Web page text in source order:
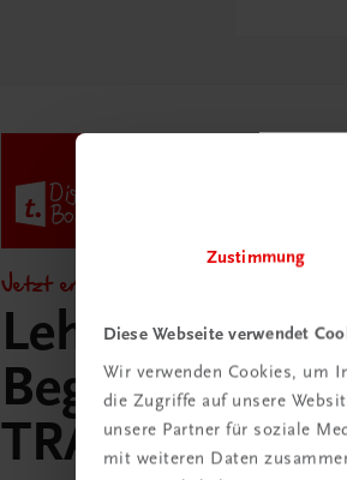
Zustimmung
Diese Webseite verwendet
Wir verwenden Cookies, um
die Zugriffe auf unsere
unsere Partner für soziale
mit weiteren Daten
Jetzt entdecken!
Lehrer/innen-
Begleitpakete
TRAUNER-